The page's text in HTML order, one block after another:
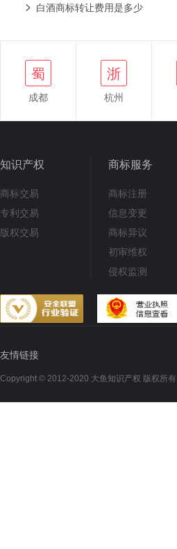
白酒商标转让费用是多少
蜀
成都
蜀
浙
杭州
浙 粤
知识产权
商标交易
专利交易
版权交易
商标服务
商标注册
信息变更
商标异议
初审维权
侵权监测
友情链接
Copyright © 2012-2020 大鱼知识产权 版权所有